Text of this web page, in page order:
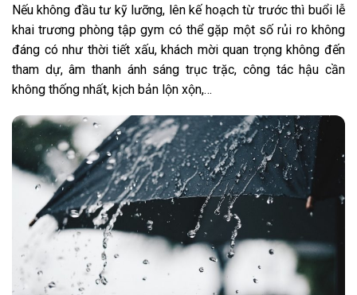
Nếu không đầu tư kỹ lưỡng, lên kế hoạch từ trước thì buổi lễ
khai trương phòng tập gym có thể gặp một số rủi ro không
đáng có như thời tiết xấu, khách mời quan trọng không đến
tham dự, âm thanh ánh sáng trục trặc, công tác hậu cần
không thống nhất, kịch bản lộn xộn,…